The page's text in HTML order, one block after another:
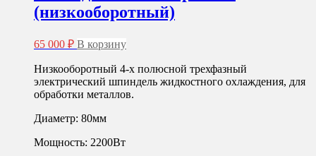
(низкооборотный)
65 000 ₽ В корзину
Низкооборотный 4-х полюсной трехфазный
электрический шпиндель жидкостного охлаждения, для
обработки металлов.
Диаметр: 80мм
Мощность: 2200Вт